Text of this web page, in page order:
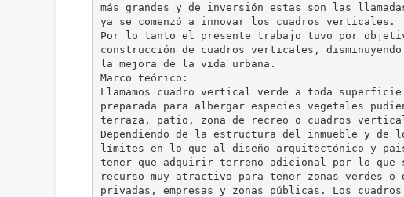
más grandes y de inversión estas son las
ya se comenzó a innovar los cuadros verticales.
Por lo tanto el presente trabajo tuvo por
construcción de cuadros verticales,
la mejora de la vida urbana.
Marco teórico:
Llamamos cuadro vertical verde a toda
preparada para albergar especies vegetales
terraza, patio, zona de recreo o cuadros
Dependiendo de la estructura del inmueble y de
límites en lo que al diseño arquitectónico y
tener que adquirir terreno adicional por lo que
recurso muy atractivo para tener zonas verdes o
privadas, empresas y zonas públicas. Los